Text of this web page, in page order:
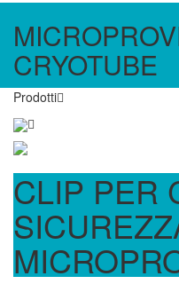
CRYOTUBE
Prodotti
CLIP PER